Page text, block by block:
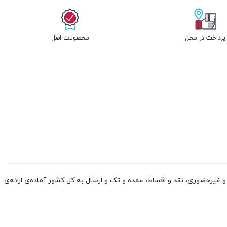
پرداخت در محل محصولات اصل
از چین و دوبی، به صورت حضوری و غیرحضوری، نقد و اقساط، عمده و تک و ارسال به کل کشور آماده‌ی ارائه‌ی